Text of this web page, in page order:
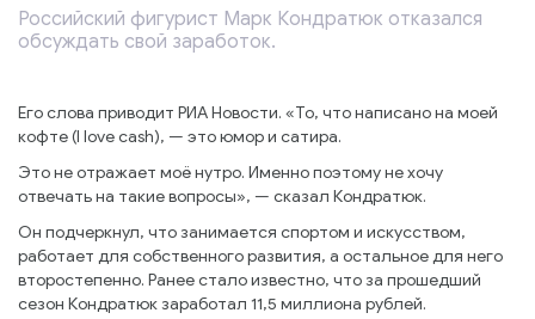
Российский фигурист Марк Кондратюк отказался
обсуждать свой заработок.
Его слова приводит РИА Новости. «То, что написано на моей
кофте (I love cash), — это юмор и сатира.
Это не отражает моё нутро. Именно поэтому не хочу
отвечать на такие вопросы», — сказал Кондратюк.
Он подчеркнул, что занимается спортом и искусством,
работает для собственного развития, а остальное для него
второстепенно. Ранее стало известно, что за прошедший
сезон Кондратюк заработал 11,5 миллиона рублей.